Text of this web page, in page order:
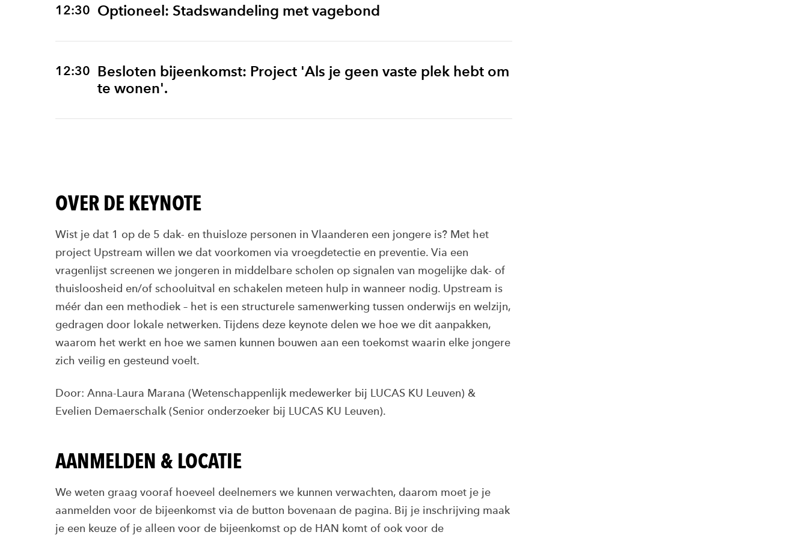
12:30 Optioneel: Stadswandeling met vagebond
12:30 Besloten bijeenkomst: Project 'Als je geen vaste plek hebt om
te wonen'.
OVER DE KEYNOTE
Wist je dat 1 op de 5 dak- en thuisloze personen in Vlaanderen een jongere is? Met het
project Upstream willen we dat voorkomen via vroegdetectie en preventie. Via een
vragenlijst screenen we jongeren in middelbare scholen op signalen van mogelijke dak- of
thuisloosheid en/of schooluitval en schakelen meteen hulp in wanneer nodig. Upstream is
méér dan een methodiek – het is een structurele samenwerking tussen onderwijs en welzijn,
gedragen door lokale netwerken. Tijdens deze keynote delen we hoe we dit aanpakken,
waarom het werkt en hoe we samen kunnen bouwen aan een toekomst waarin elke jongere
zich veilig en gesteund voelt.
Door: Anna-Laura Marana (Wetenschappenlijk medewerker bij LUCAS KU Leuven) &
Evelien Demaerschalk (Senior onderzoeker bij LUCAS KU Leuven).
AANMELDEN & LOCATIE
We weten graag vooraf hoeveel deelnemers we kunnen verwachten, daarom moet je je
aanmelden voor de bijeenkomst via de button bovenaan de pagina. Bij je inschrijving maak
je een keuze of je alleen voor de bijeenkomst op de HAN komt of ook voor de